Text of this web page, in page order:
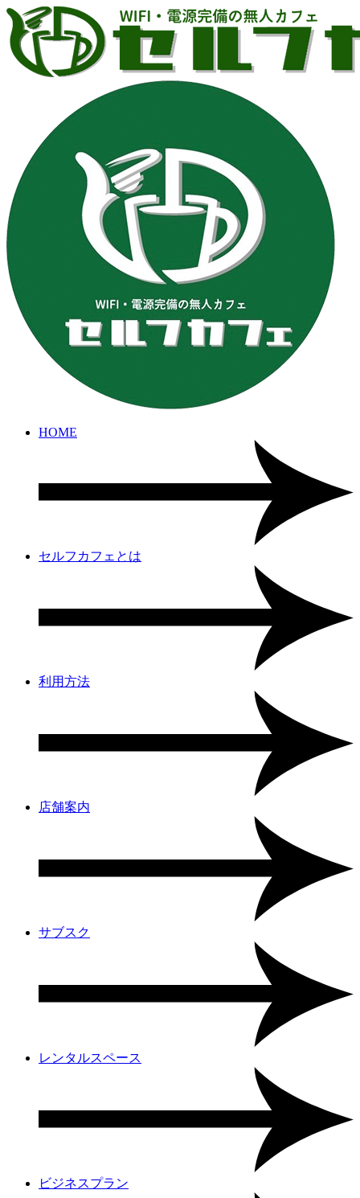
HOME
セルフカフェとは
利用方法
店舗案内
サブスク
レンタルスペース
ビジネスプラン